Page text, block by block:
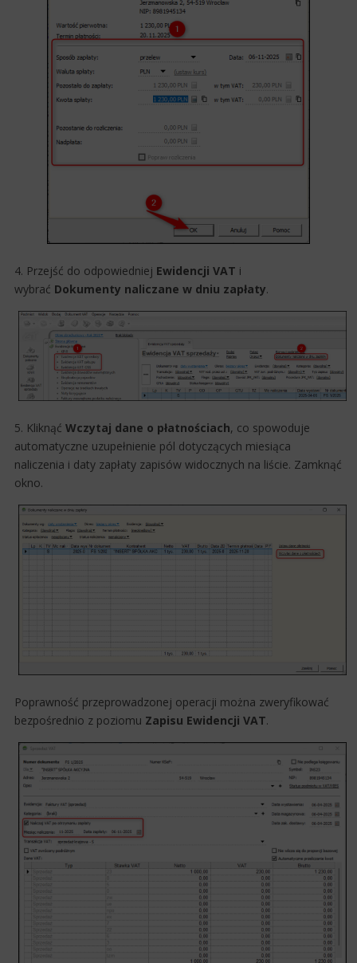
4. Przejść do odpowiedniej Ewidencji VAT i
wybrać Dokumenty naliczane w dniu zapłaty.
5. Kliknąć Wczytaj dane o płatnościach, co spowoduje
automatyczne uzupełnienie pól dotyczących miesiąca
naliczenia i daty zapłaty zapisów widocznych na liście. Zamknąć
okno.
Poprawność przeprowadzonej operacji można zweryfikować
bezpośrednio z poziomu Zapisu Ewidencji VAT.